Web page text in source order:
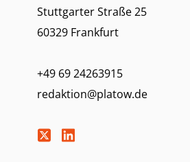
Stuttgarter Straße 25
60329 Frankfurt
+49 69 24263915
redaktion@platow.de